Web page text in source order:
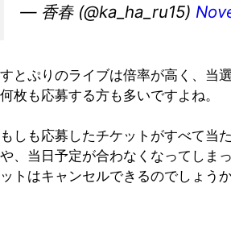
— 香春 (@ka_ha_ru15)
すとぷりのライブは倍率が高く、当
何枚も応募する方も多いですよね。
もしも応募したチケットがすべて当
や、当日予定が合わなくなってしま
ットはキャンセルできるのでしょうか